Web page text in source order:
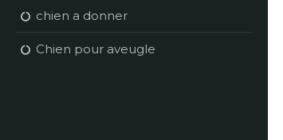
chien a donner
Chien pour aveugle